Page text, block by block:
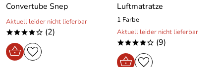
Convertube Snep
Aktuell leider nicht lieferbar
****o (2)
Luftmatratze
1 Farbe
Aktuell leider nicht lieferbar
****o (9)